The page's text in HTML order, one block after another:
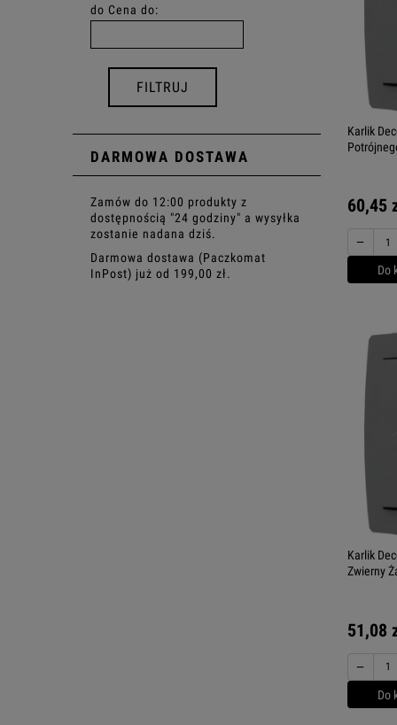
do Cena do:
FILTRUJ
DARMOWA DOSTAWA
Zamów do 12:00 produkty z
dostępnością "24 godziny" a wysyłka
zostanie nadana dziś.
Darmowa dostawa (Paczkomat
InPost) już od 199,00 zł.
Karlik
60,45
−
Do
Karlik
Zwierny
51,08
−
Do